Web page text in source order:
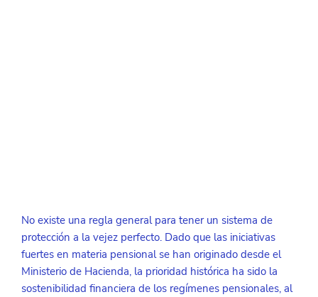
No existe una regla general para tener un sistema de
protección a la vejez perfecto. Dado que las iniciativas
fuertes en materia pensional se han originado desde el
Ministerio de Hacienda, la prioridad histórica ha sido la
sostenibilidad financiera de los regímenes pensionales, al